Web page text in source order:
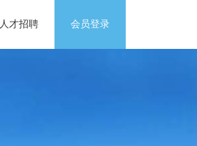
人才招聘 会员登录